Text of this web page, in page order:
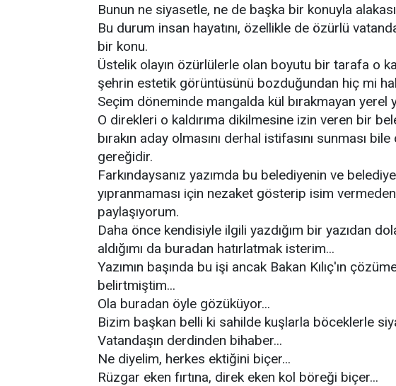
Bunun ne siyasetle, ne de başka bir konuyla
Bu durum insan hayatını, özellikle de özürlü
bir konu.
Üstelik olayın özürlülerle olan boyutu bir tarafa o
şehrin estetik görüntüsünü bozduğundan hiç mi
Seçim döneminde mangalda kül bırakmayan yerel
O direkleri o kaldırıma dikilmesine izin veren bir
bırakın aday olmasını derhal istifasını sunması
gereğidir.
Farkındaysanız yazımda bu belediyenin ve
yıpranmaması için nezaket gösterip isim
paylaşıyorum.
Daha önce kendisiyle ilgili yazdığım bir yazıdan
aldığımı da buradan hatırlatmak isterim...
Yazımın başında bu işi ancak Bakan Kılıç'ın
belirtmiştim...
Ola buradan öyle gözüküyor...
Bizim başkan belli ki sahilde kuşlarla böceklerle
Vatandaşın derdinden bihaber...
Ne diyelim, herkes ektiğini biçer...
Rüzgar eken fırtına, direk eken kol böreği biçer...